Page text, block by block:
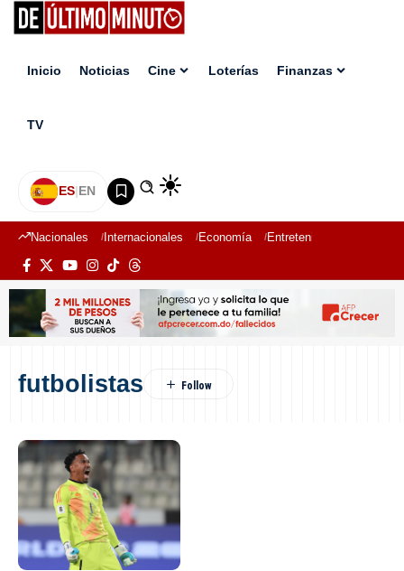
Inicio Noticias Cine Loterías Finanzas
TV
ES|EN
Nacionales Internacionales Economía Entretenimiento
futbolistas